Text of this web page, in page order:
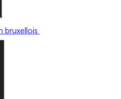
bruxellois